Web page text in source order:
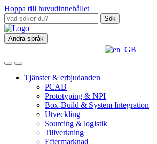
Hoppa till huvudinnehållet
Sök
Ändra språk
Tjänster & erbjudanden
PCAB
Prototyping & NPI
Box‑Build & System Integration
Utveckling
Sourcing & logistik
Tillverkning
Eftermarknad